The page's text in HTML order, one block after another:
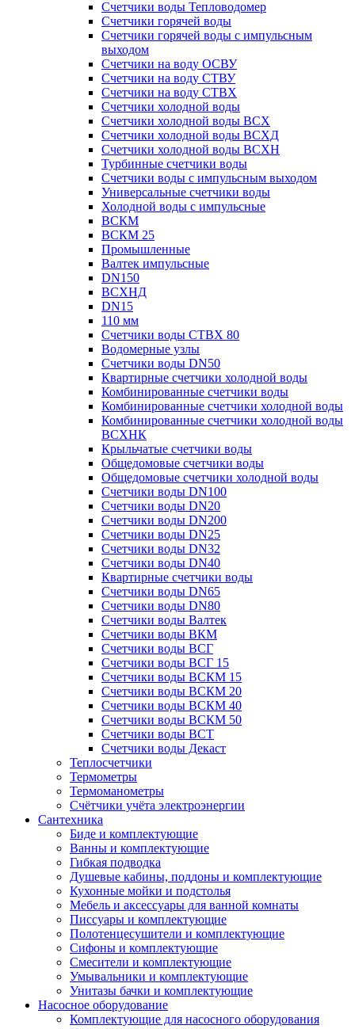
Счетчики воды Тепловодомер
Счетчики горячей воды
Счетчики горячей воды с импульсным
выходом
Счетчики на воду ОСВУ
Счетчики на воду СТВУ
Счетчики на воду СТВХ
Счетчики холодной воды
Счетчики холодной воды ВСХ
Счетчики холодной воды ВСХД
Счетчики холодной воды ВСХН
Турбинные счетчики воды
Счетчики воды с импульсным выходом
Универсальные счетчики воды
Холодной воды с импульсные
ВСКМ
ВСКМ 25
Промышленные
Валтек импульсные
DN150
ВСХНД
DN15
110 мм
Счетчики воды СТВХ 80
Водомерные узлы
Счетчики воды DN50
Квартирные счетчики холодной воды
Комбинированные счетчики воды
Комбинированные счетчики холодной воды
Комбинированные счетчики холодной воды
ВСХНК
Крыльчатые счетчики воды
Общедомовые счетчики воды
Общедомовые счетчики холодной воды
Счетчики воды DN100
Счетчики воды DN20
Счетчики воды DN200
Счетчики воды DN25
Счетчики воды DN32
Счетчики воды DN40
Квартирные счетчики воды
Счетчики воды DN65
Счетчики воды DN80
Счетчики воды Валтек
Счетчики воды ВКМ
Счетчики воды ВСГ
Счетчики воды ВСГ 15
Счетчики воды ВСКМ 15
Счетчики воды ВСКМ 20
Счетчики воды ВСКМ 40
Счетчики воды ВСКМ 50
Счетчики воды ВСТ
Счетчики воды Декаст
Теплосчетчики
Термометры
Термоманометры
Счётчики учёта электроэнергии
Сантехника
Биде и комплектующие
Ванны и комплектующие
Гибкая подводка
Душевые кабины, поддоны и комплектующие
Кухонные мойки и подстолья
Мебель и аксессуары для ванной комнаты
Писсуары и комплектующие
Полотенцесушители и комплектующие
Сифоны и комплектующие
Смесители и комплектующие
Умывальники и комплектующие
Унитазы бачки и комплектующие
Насосное оборудование
Комплектующие для насосного оборудования